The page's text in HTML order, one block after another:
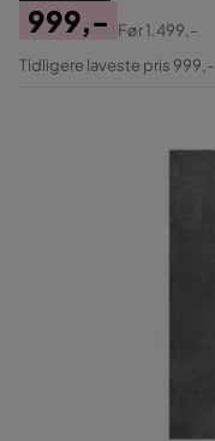
Pris
999,-
Original
Før1.499,-
Tidligere laveste pris 999,-